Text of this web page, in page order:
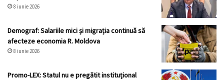
8 iunie 2026
Demograf: Salariile mici și migrația continuă să
afecteze economia R. Moldova
8 iunie 2026
Promo-LEX: Statul nu e pregătit instituțional